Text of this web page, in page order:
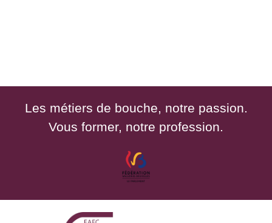
Les métiers de bouche, notre passion.
Vous former, notre profession.